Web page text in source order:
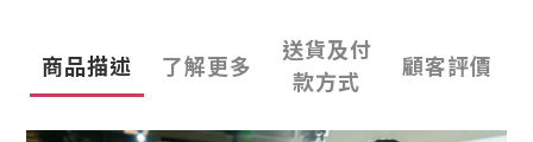
商品描述 了解更多
送貨及付
款方式
顧客評價